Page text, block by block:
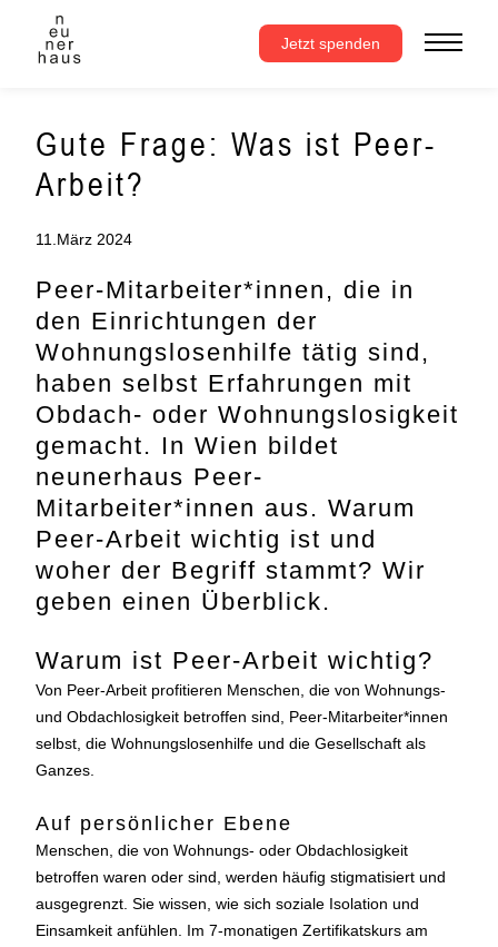
springen
Jetzt spenden
Gute Frage: Was ist Peer-
Arbeit?
11.März 2024
Peer-Mitarbeiter*innen, die in
den Einrichtungen der
Wohnungslosenhilfe tätig sind,
haben selbst Erfahrungen mit
Obdach- oder Wohnungslosigkeit
gemacht. In Wien bildet
neunerhaus Peer-
Mitarbeiter*innen aus. Warum
Peer-Arbeit wichtig ist und
woher der Begriff stammt? Wir
geben einen Überblick.
Warum ist Peer-Arbeit wichtig?
Von Peer-Arbeit profitieren Menschen, die von Wohnungs-
und Obdachlosigkeit betroffen sind, Peer-Mitarbeiter*innen
selbst, die Wohnungslosenhilfe und die Gesellschaft als
Ganzes.
Auf persönlicher Ebene
Menschen, die von Wohnungs- oder Obdachlosigkeit
betroffen waren oder sind, werden häufig stigmatisiert und
ausgegrenzt. Sie wissen, wie sich soziale Isolation und
Einsamkeit anfühlen. Im 7-monatigen Zertifikatskurs am